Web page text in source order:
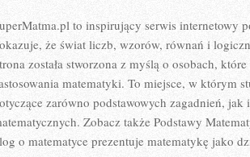
to inspirujący serwis internetowy
że świat liczb, wzorów, równań i
została stworzona z myślą o osobach,
matematyki. To miejsce, w którym
zarówno podstawowych zagadnień,
Zobacz także Podstawy
o matematyce prezentuje matematykę jako